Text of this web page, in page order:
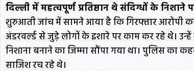
दिल्ली में महत्वपूर्ण प्रतिष्ठान थे संदिग्धों के निशाने
शुरुआती जांच में सामने आया है कि गिरफ्तार आरोपी
अंडरवर्ल्ड से जुड़े लोगों के इशारे पर काम कर रहे थे। उन्हें
निशाना बनाने का जिम्मा सौंपा गया था। पुलिस का
साजिश रच रहे थे।